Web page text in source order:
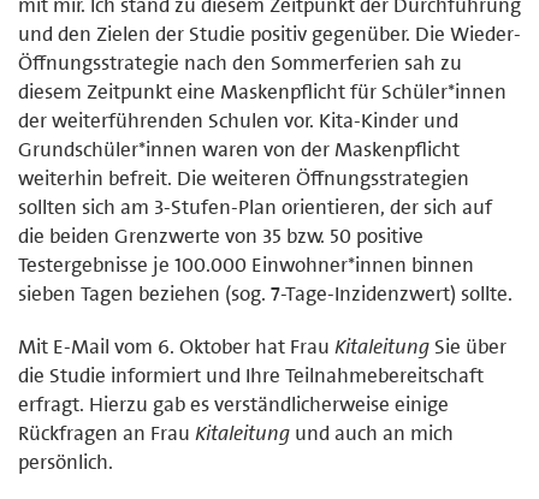
und den Zielen der Studie positiv gegenüber. Die Wieder-
Öffnungsstrategie nach den Sommerferien sah zu
diesem Zeitpunkt eine Maskenpflicht für Schüler*innen
der weiterführenden Schulen vor. Kita-Kinder und
Grundschüler*innen waren von der Maskenpflicht
weiterhin befreit. Die weiteren Öffnungsstrategien
sollten sich am 3-Stufen-Plan orientieren, der sich auf
die beiden Grenzwerte von 35 bzw. 50 positive
Testergebnisse je 100.000 Einwohner*innen binnen
sieben Tagen beziehen (sog. 7-Tage-Inzidenzwert) sollte.
Mit E-Mail vom 6. Oktober hat Frau Kitaleitung Sie über
die Studie informiert und Ihre Teilnahmebereitschaft
erfragt. Hierzu gab es verständlicherweise einige
Rückfragen an Frau Kitaleitung und auch an mich
persönlich.